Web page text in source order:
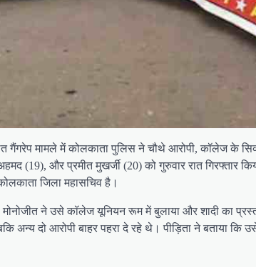
मामले में कोलकाता पुलिस ने चौथे आरोपी, कॉलेज के
(19), और प्रमीत मुखर्जी (20) को गुरुवार रात गिरफ्तार
जिला महासचिव है।
ने उसे कॉलेज यूनियन रूम में बुलाया और शादी का
अन्य दो आरोपी बाहर पहरा दे रहे थे। पीड़िता ने बताया